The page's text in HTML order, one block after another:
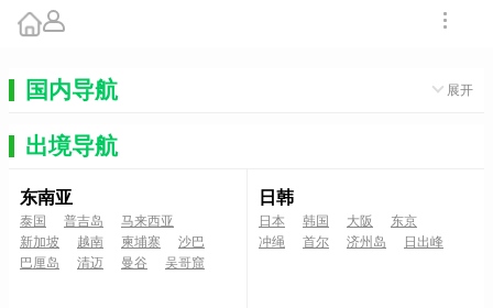
国内导航 展开
出境导航
东南亚
泰国 普吉岛
马来西亚
新加坡
越南 柬埔寨
沙巴
巴厘岛
清迈 曼谷 吴哥窟
日韩
日本 韩国 大阪
东京
冲绳
首尔 济州岛 日出峰